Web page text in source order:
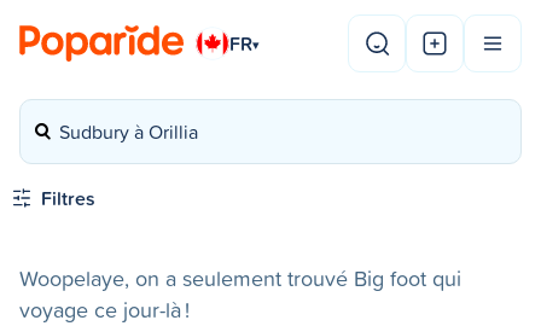
FR▾
Sudbury à Orillia
Filtres
Woopelaye, on a seulement trouvé Big foot qui
voyage ce jour-là !